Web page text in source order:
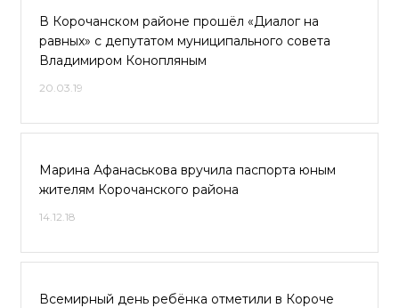
В Корочанском районе прошёл «Диалог на
равных» с депутатом муниципального совета
Владимиром Конопляным
20.03.19
Марина Афанаськова вручила паспорта юным
жителям Корочанского района
14.12.18
Всемирный день ребёнка отметили в Короче